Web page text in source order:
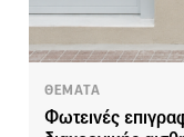
ΘΕΜΑΤΑ
Φωτεινές